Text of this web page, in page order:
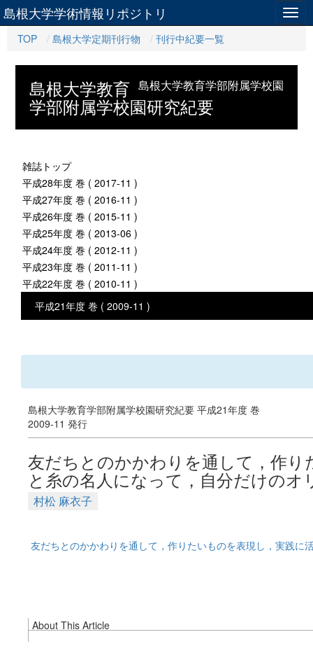
島根大学学術情報リポジトリ
TOP 島根大学定期刊行物 刊行中紀要一覧
島根大学教育学部附属学校園
島根大学教育
学部附属学校園研究紀要
雑誌トップ
平成28年度 巻 ( 2017-11 )
平成27年度 巻 ( 2016-11 )
平成26年度 巻 ( 2015-11 )
平成25年度 巻 ( 2013-06 )
平成24年度 巻 ( 2012-11 )
平成23年度 巻 ( 2011-11 )
平成22年度 巻 ( 2010-11 )
平成21年度 巻 ( 2009-11 )
島根大学教育学部附属学校園研究紀要 平成21年度 巻
2009-11 発行
友だちとのかかわりを通して，作
と糸の名人になって，自分だけの
村松 麻衣子
友だちとのかかわりを通して，作りたいものを表現し，実践
About This Article